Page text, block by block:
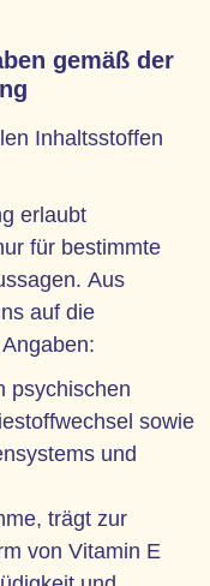
gemäß der
Inhaltsstoffen
erlaubt
für bestimmte
Aus
auf die
psychischen
sowie
und
trägt zur
von Vitamin E